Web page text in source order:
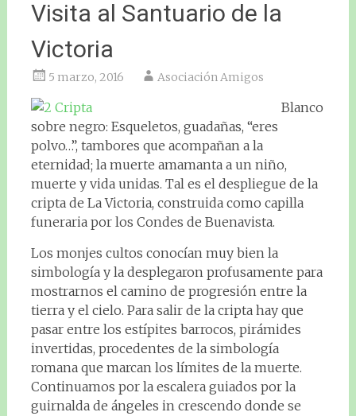
Visita al Santuario de la
Victoria
5 marzo, 2016 Asociación Amigos
Blanco
sobre negro: Esqueletos, guadañas, “eres
polvo…”, tambores que acompañan a la
eternidad; la muerte amamanta a un niño,
muerte y vida unidas. Tal es el despliegue de la
cripta de La Victoria, construida como capilla
funeraria por los Condes de Buenavista.
Los monjes cultos conocían muy bien la
simbología y la desplegaron profusamente para
mostrarnos el camino de progresión entre la
tierra y el cielo. Para salir de la cripta hay que
pasar entre los estípites barrocos, pirámides
invertidas, procedentes de la simbología
romana que marcan los límites de la muerte.
Continuamos por la escalera guiados por la
guirnalda de ángeles in crescendo donde se